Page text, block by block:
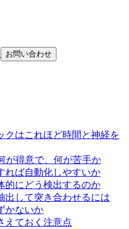
お問い合わせ
クはこれほど時間と神経を
が得意で、何が苦手か
れば自動化しやすいか
的にどう検出するのか
出して突き合わせるには
かないか
えておく注意点